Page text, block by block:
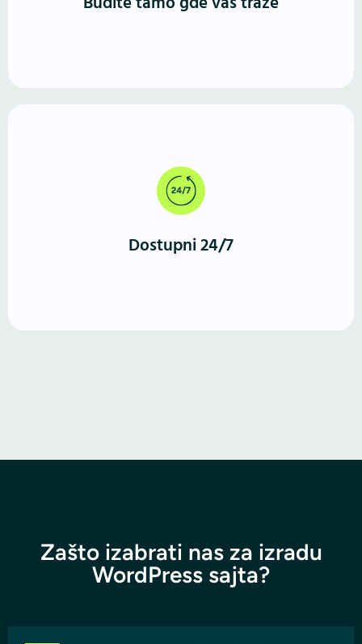
Dostupni 24/7
Za razliku od fizičkog prostora, WordPress sajt radi
neprekidno. Vašu ponudu mogu da istraže u bilo
koje vreme, sa bilo kog uređaja.
Zašto izabrati nas za izradu
WordPress sajta?